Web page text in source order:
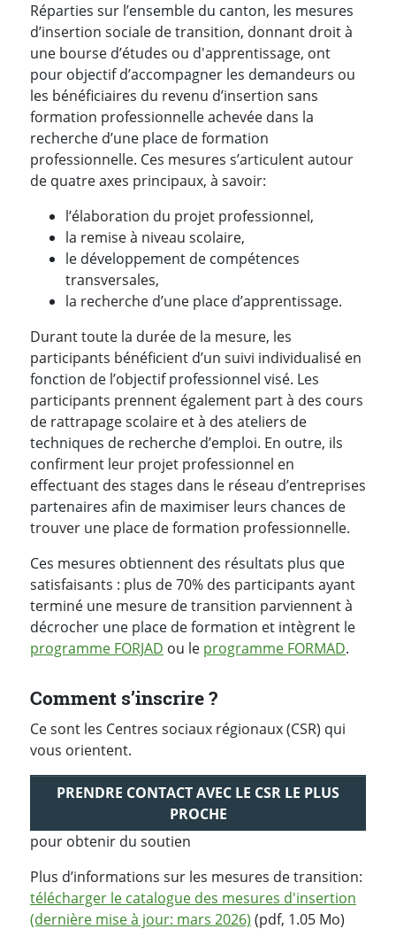
Réparties sur l’ensemble du canton, les mesures
d’insertion sociale de transition, donnant droit à
une bourse d’études ou d'apprentissage, ont
pour objectif d’accompagner les demandeurs ou
les bénéficiaires du revenu d’insertion sans
formation professionnelle achevée dans la
recherche d’une place de formation
professionnelle. Ces mesures s’articulent autour
de quatre axes principaux, à savoir:
l’élaboration du projet professionnel,
la remise à niveau scolaire,
le développement de compétences
transversales,
la recherche d’une place d’apprentissage.
Durant toute la durée de la mesure, les
participants bénéficient d’un suivi individualisé en
fonction de l’objectif professionnel visé. Les
participants prennent également part à des cours
de rattrapage scolaire et à des ateliers de
techniques de recherche d’emploi. En outre, ils
confirment leur projet professionnel en
effectuant des stages dans le réseau d’entreprises
partenaires afin de maximiser leurs chances de
trouver une place de formation professionnelle.
Ces mesures obtiennent des résultats plus que
satisfaisants : plus de 70% des participants ayant
terminé une mesure de transition parviennent à
décrocher une place de formation et intègrent le
programme FORJAD ou le programme FORMAD.
Comment s’inscrire ?
Ce sont les Centres sociaux régionaux (CSR) qui
vous orientent.
PRENDRE CONTACT AVEC LE CSR LE PLUS
PROCHE
pour obtenir du soutien
Plus d’informations sur les mesures de transition:
télécharger le catalogue des mesures d'insertion
(dernière mise à jour: mars 2026) (pdf, 1.05 Mo)